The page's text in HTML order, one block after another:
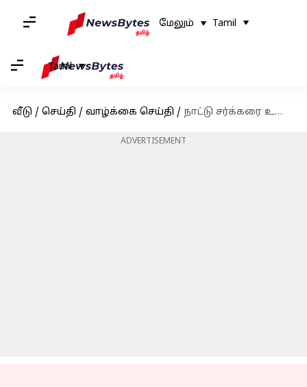
மேலும் Tamil
Tamil
வீடு / செய்தி / வாழ்க்கை செய்தி / நாட்டு சர்க்கரை உண்மையில் ஆரோக்கியமானதா? உண்மையை தெரிந்து கொள்வோம்!
ADVERTISEMENT